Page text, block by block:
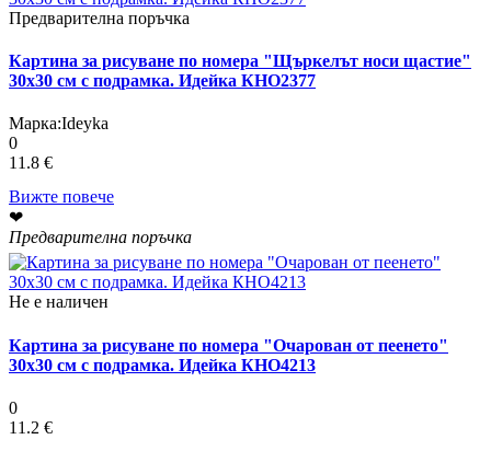
Предварителна поръчка
Картина за рисуване по номера "Щъркелът носи щастие"
30х30 см с подрамка. Идейка КНО2377
Марка:Ideyka
0
11.8 €
Вижте повече
❤
Предварителна поръчка
Не е наличен
Картина за рисуване по номера "Очарован от пеенето"
30х30 см с подрамка. Идейка КНО4213
0
11.2 €